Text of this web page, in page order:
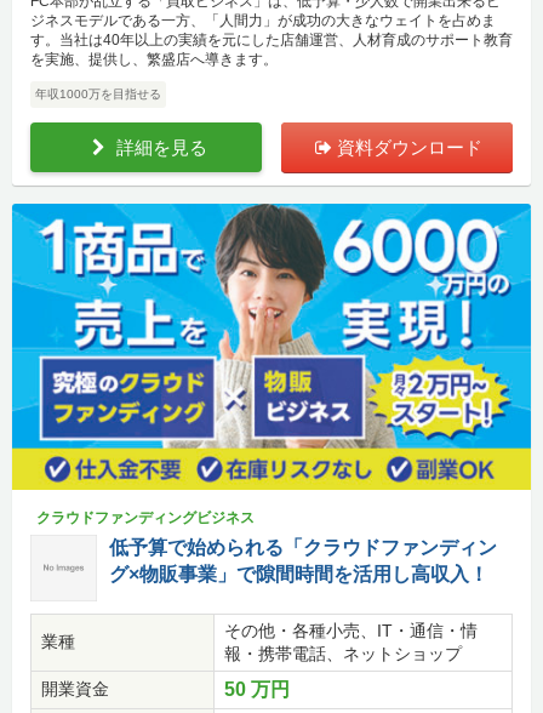
ジネスモデルである一方、「人間力」が成功の大きなウェイトを占めま
す。当社は40年以上の実績を元にした店舗運営、人材育成のサポート教育
を実施、提供し、繁盛店へ導きます。
年収1000万を目指せる
詳細を見る 資料ダウンロード
クラウドファンディングビジネス
低予算で始められる「クラウドファンディン
グ×物販事業」で隙間時間を活用し高収入！
業種
その他・各種小売、IT・通信・情
報・携帯電話、ネットショップ
開業資金
50 万円